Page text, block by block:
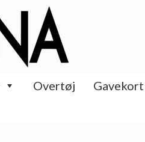
Overtøj Gavekort